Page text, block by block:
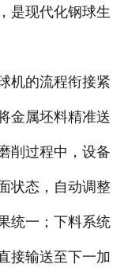
人才招聘
是现代化钢球生
的流程衔接紧
金属坯料精准送
削过程中，设备
状态，自动调整
统一；下料系统
接输送至下一加